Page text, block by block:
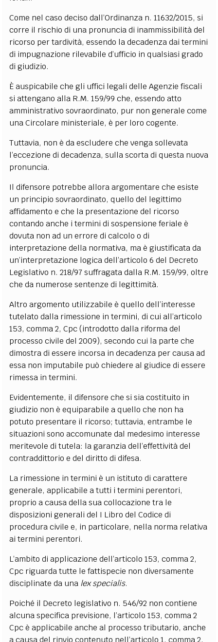
Come nel caso deciso dall’Ordinanza n. 11632/2015, si
corre il rischio di una pronuncia di inammissibilità del
ricorso per tardività, essendo la decadenza dai termini
di impugnazione rilevabile d’ufficio in qualsiasi grado
di giudizio.
È auspicabile che gli uffici legali delle Agenzie fiscali
si attengano alla R.M. 159/99 che, essendo atto
amministrativo sovraordinato, pur non generale come
una Circolare ministeriale, è per loro cogente.
Tuttavia, non è da escludere che venga sollevata
l’eccezione di decadenza, sulla scorta di questa nuova
pronuncia.
Il difensore potrebbe allora argomentare che esiste
un principio sovraordinato, quello del legittimo
affidamento e che la presentazione del ricorso
contando anche i termini di sospensione feriale è
dovuta non ad un errore di calcolo o di
interpretazione della normativa, ma è giustificata da
un’interpretazione logica dell’articolo 6 del Decreto
Legislativo n. 218/97 suffragata dalla R.M. 159/99, oltre
che da numerose sentenze di legittimità.
Altro argomento utilizzabile è quello dell’interesse
tutelato dalla rimessione in termini, di cui all’articolo
153, comma 2, Cpc (introdotto dalla riforma del
processo civile del 2009), secondo cui la parte che
dimostra di essere incorsa in decadenza per causa ad
essa non imputabile può chiedere al giudice di essere
rimessa in termini.
Evidentemente, il difensore che si sia costituito in
giudizio non è equiparabile a quello che non ha
potuto presentare il ricorso; tuttavia, entrambe le
situazioni sono accomunate dal medesimo interesse
meritevole di tutela: la garanzia dell’effettività del
contraddittorio e del diritto di difesa.
La rimessione in termini è un istituto di carattere
generale, applicabile a tutti i termini perentori,
proprio a causa della sua collocazione tra le
disposizioni generali del I Libro del Codice di
procedura civile e, in particolare, nella norma relativa
ai termini perentori.
L’ambito di applicazione dell’articolo 153, comma 2,
Cpc riguarda tutte le fattispecie non diversamente
disciplinate da una lex specialis.
Poiché il Decreto legislativo n. 546/92 non contiene
alcuna specifica previsione, l’articolo 153, comma 2
Cpc è applicabile anche al processo tributario, anche
a causa del rinvio contenuto nell’articolo 1, comma 2,